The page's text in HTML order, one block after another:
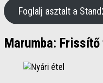
Foglalj asztalt a
Marumba: